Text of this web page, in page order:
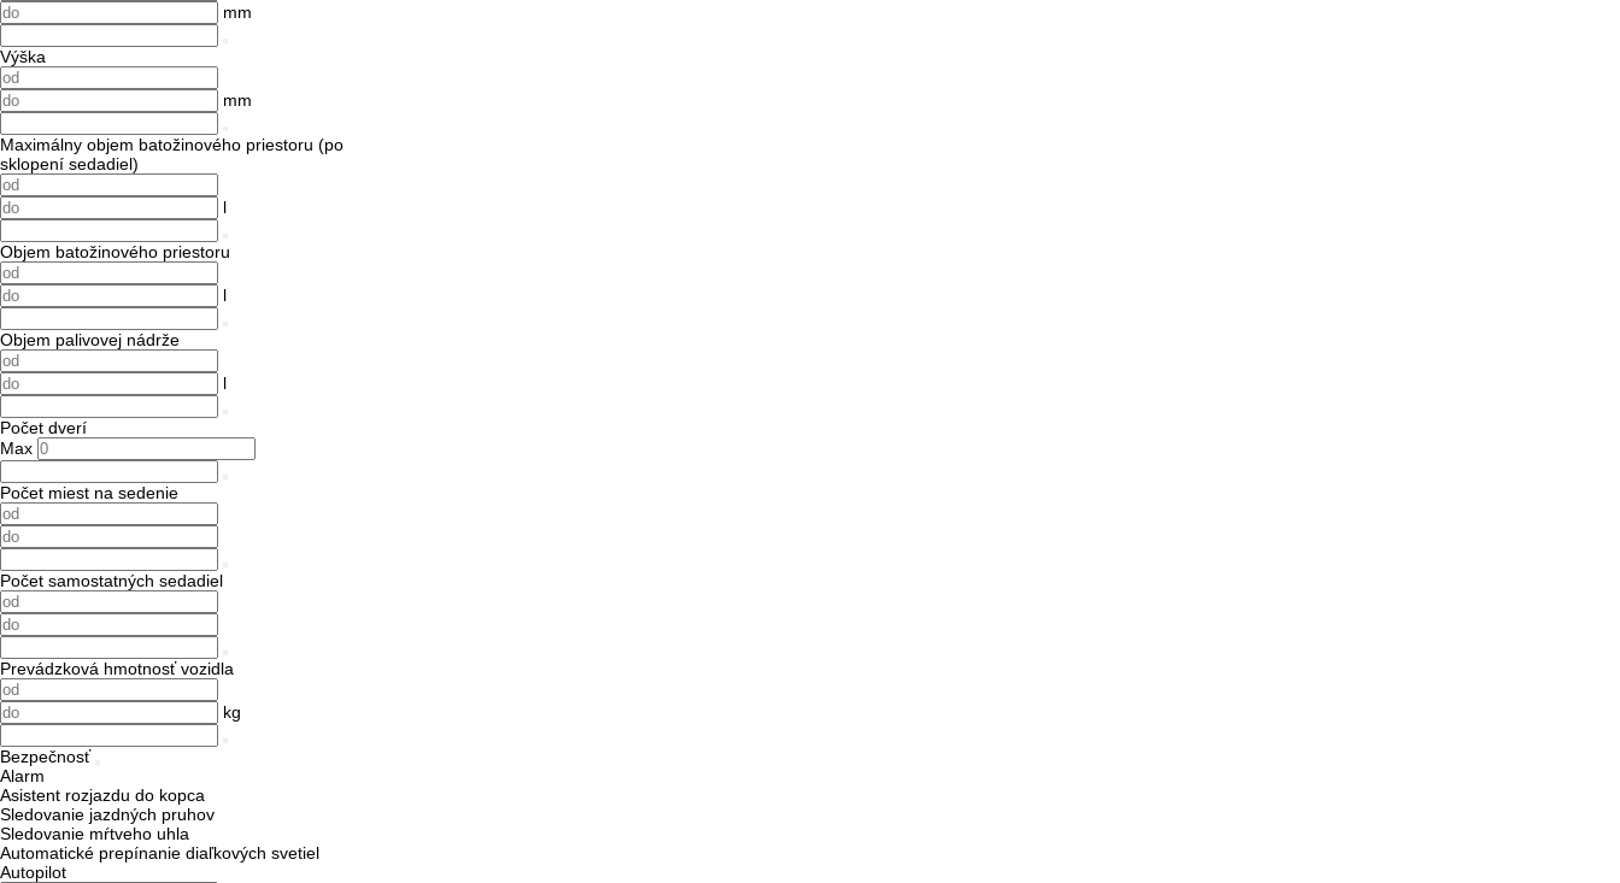
mm
Výška
mm
Maximálny objem batožinového priestoru (po
sklopení sedadiel)
l
Objem batožinového priestoru
l
Objem palivovej nádrže
l
Počet dverí
Max
Počet miest na sedenie
Počet samostatných sedadiel
Prevádzková hmotnosť vozidla
kg
Bezpečnosť
Alarm
Asistent rozjazdu do kopca
Sledovanie jazdných pruhov
Sledovanie mŕtveho uhla
Automatické prepínanie diaľkových svetiel
Autopilot